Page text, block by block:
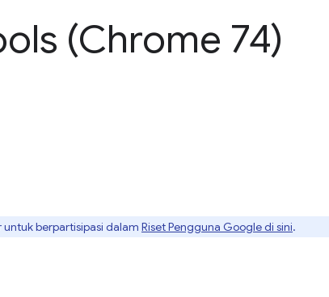
(Chrome 74)
berpartisipasi dalam Riset Pengguna Google di sini.